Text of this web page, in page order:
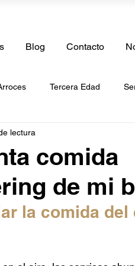
Blog Contacto
Tercera Edad
Catering de Bautizos
Tartas Catering de
comida
de mi
lectura
la comida del